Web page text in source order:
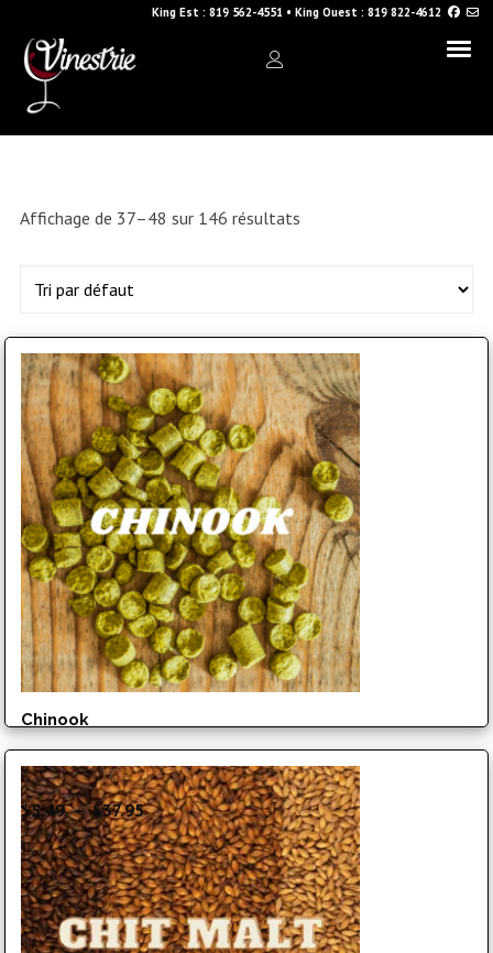
King Est : 819 562-4551 • King Ouest : 819 822-4612
Affichage de 37–48 sur 146 résultats
Chinook
$5.49 – $37.95Plage
de
prix :
$5.49
à
$37.95